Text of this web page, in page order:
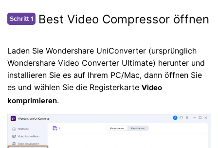
Schritt 1 Best Video Compressor öffnen
Laden Sie Wondershare UniConverter (ursprünglich
Wondershare Video Converter Ultimate) herunter und
installieren Sie es auf Ihrem PC/Mac, dann öffnen Sie
es und wählen Sie die Registerkarte Video
komprimieren.